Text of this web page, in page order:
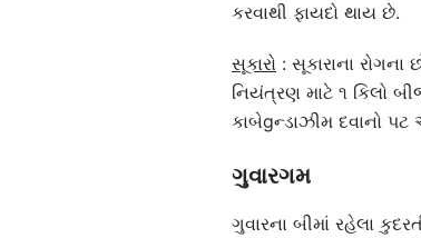
કરવાથી ફાયદો થાય છે.
સૂકારો : સૂકારાના
નિયંત્રણ માટે ૧ કિલો
કાબેgન્ડાઝીમ દવાનો
ગુવારગમ
ગુવારના બીમાં રહેલા